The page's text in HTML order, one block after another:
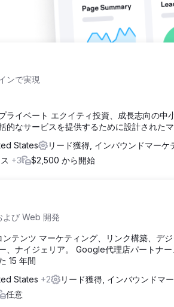
ンで実現
イベート エクイティ投資、成長志向の中
的なサービスを提供するために設計された
States
リード獲得, インバウンドマーケ
+3 $2,500 から開始
よび Web 開発
テンツ マーケティング、リンク構築、デ
、ナイジェリア。 Google代理店パートナー
15 年間
States +2 リード獲得, インバウンドマ
任意